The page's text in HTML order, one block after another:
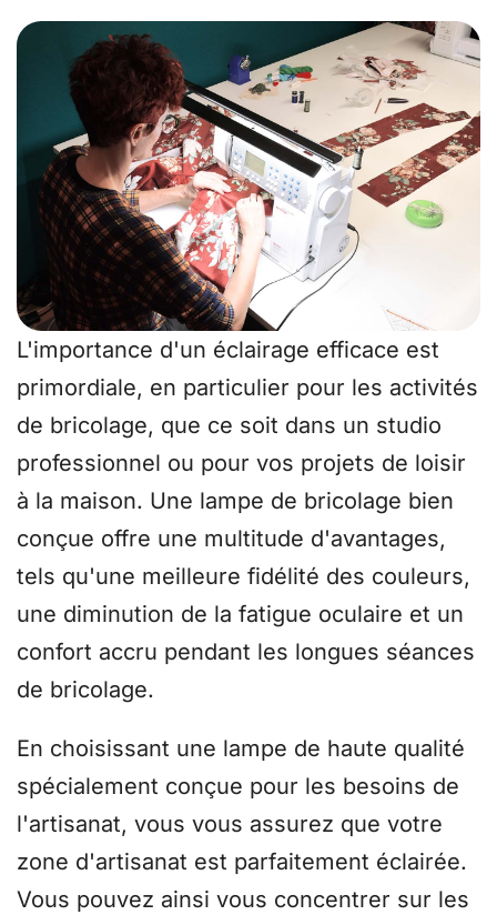
L'importance d'un éclairage efficace est
primordiale, en particulier pour les activités
de bricolage, que ce soit dans un studio
professionnel ou pour vos projets de loisir
à la maison. Une lampe de bricolage bien
conçue offre une multitude d'avantages,
tels qu'une meilleure fidélité des couleurs,
une diminution de la fatigue oculaire et un
confort accru pendant les longues séances
de bricolage.
En choisissant une lampe de haute qualité
spécialement conçue pour les besoins de
l'artisanat, vous vous assurez que votre
zone d'artisanat est parfaitement éclairée.
Vous pouvez ainsi vous concentrer sur les